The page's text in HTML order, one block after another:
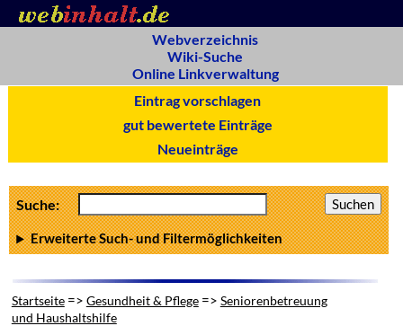
Webverzeichnis
Wiki-Suche
Online Linkverwaltung
Eintrag vorschlagen
gut bewertete Einträge
Neueinträge
Suche:
Erweiterte Such- und Filtermöglichkeiten
Startseite=> Gesundheit & Pflege=> Seniorenbetreuung
und Haushaltshilfe